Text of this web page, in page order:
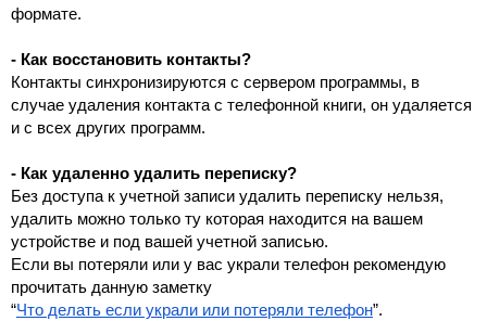
формате.
- Как восстановить контакты?
Контакты синхронизируются с сервером программы, в
случае удаления контакта с телефонной книги, он удаляется
и с всех других программ.
- Как удаленно удалить переписку?
Без доступа к учетной записи удалить переписку нельзя,
удалить можно только ту которая находится на вашем
устройстве и под вашей учетной записью.
Если вы потеряли или у вас украли телефон рекомендую
прочитать данную заметку
“Что делать если украли или потеряли телефон”.